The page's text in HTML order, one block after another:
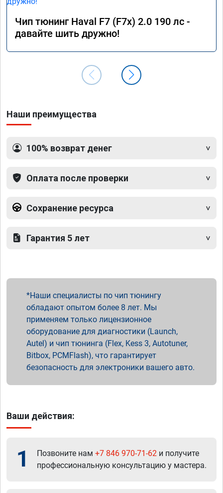
Чип тюнинг Haval F7 (F7x) 2.0 190 лс -
давайте шить дружно!
Наши преимущества
100% возврат денег
Оплата после проверки
Сохранение ресурса
Гарантия 5 лет
Наши специалисты по чип тюнингу
обладают опытом более 8 лет. Мы
применяем только лицензионное
оборудование для диагностики (Launch,
Autel) и чип тюнинга (Flex, Kess 3, Autotuner,
Bitbox, PCMFlash), что гарантирует
безопасность для электроники вашего авто.
Ваши действия:
1 Позвоните нам +7 846 970-71-62 и получите
профессиональную консультацию у мастера.